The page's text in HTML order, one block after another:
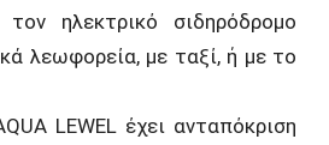
ηλεκτρικό σιδηρόδρομο
λεωφορεία, με ταξί, ή με το
LEWEL έχει ανταπόκριση